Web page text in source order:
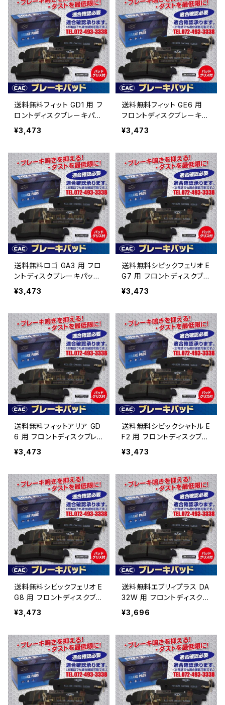
送料無料フィット GD1 用 フ
ロントディスクブレーキパッ
ド左右 PA263 （ＣＡ
Ｃ）/専用グリス付
¥3,473
送料無料フィット GE6 用
フロントディスクブレーキパ
ッド左右 PA263 （ＣＡ
Ｃ）/専用グリス付
¥3,473
送料無料ロゴ GA3 用 フロ
ントディスクブレーキパッド
左右 PA263 （ＣＡＣ）/
専用グリス付
¥3,473
送料無料シビックフェリオ E
G7 用 フロントディスクブレ
ーキパッド左右 PA263
（ＣＡＣ）/専用グリス付
¥3,473
送料無料フィットアリア GD
6 用 フロントディスクブレ
ーキパッド左右 PA263
（ＣＡＣ）/専用グリス付
¥3,473
送料無料シビックシャトル E
F2 用 フロントディスクブレ
ーキパッド左右 PA263
（ＣＡＣ）/専用グリス付
¥3,473
送料無料シビックフェリオ E
G8 用 フロントディスクブレ
ーキパッド左右 PA263
（ＣＡＣ）/専用グリス付
¥3,473
送料無料エブリィプラス DA
32W 用 フロントディスクブ
レーキパッド左右 PA443
（ＣＡＣ）/専用グリス付
¥3,696